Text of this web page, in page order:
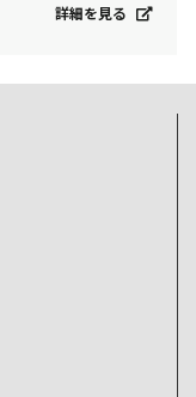
詳細を見る